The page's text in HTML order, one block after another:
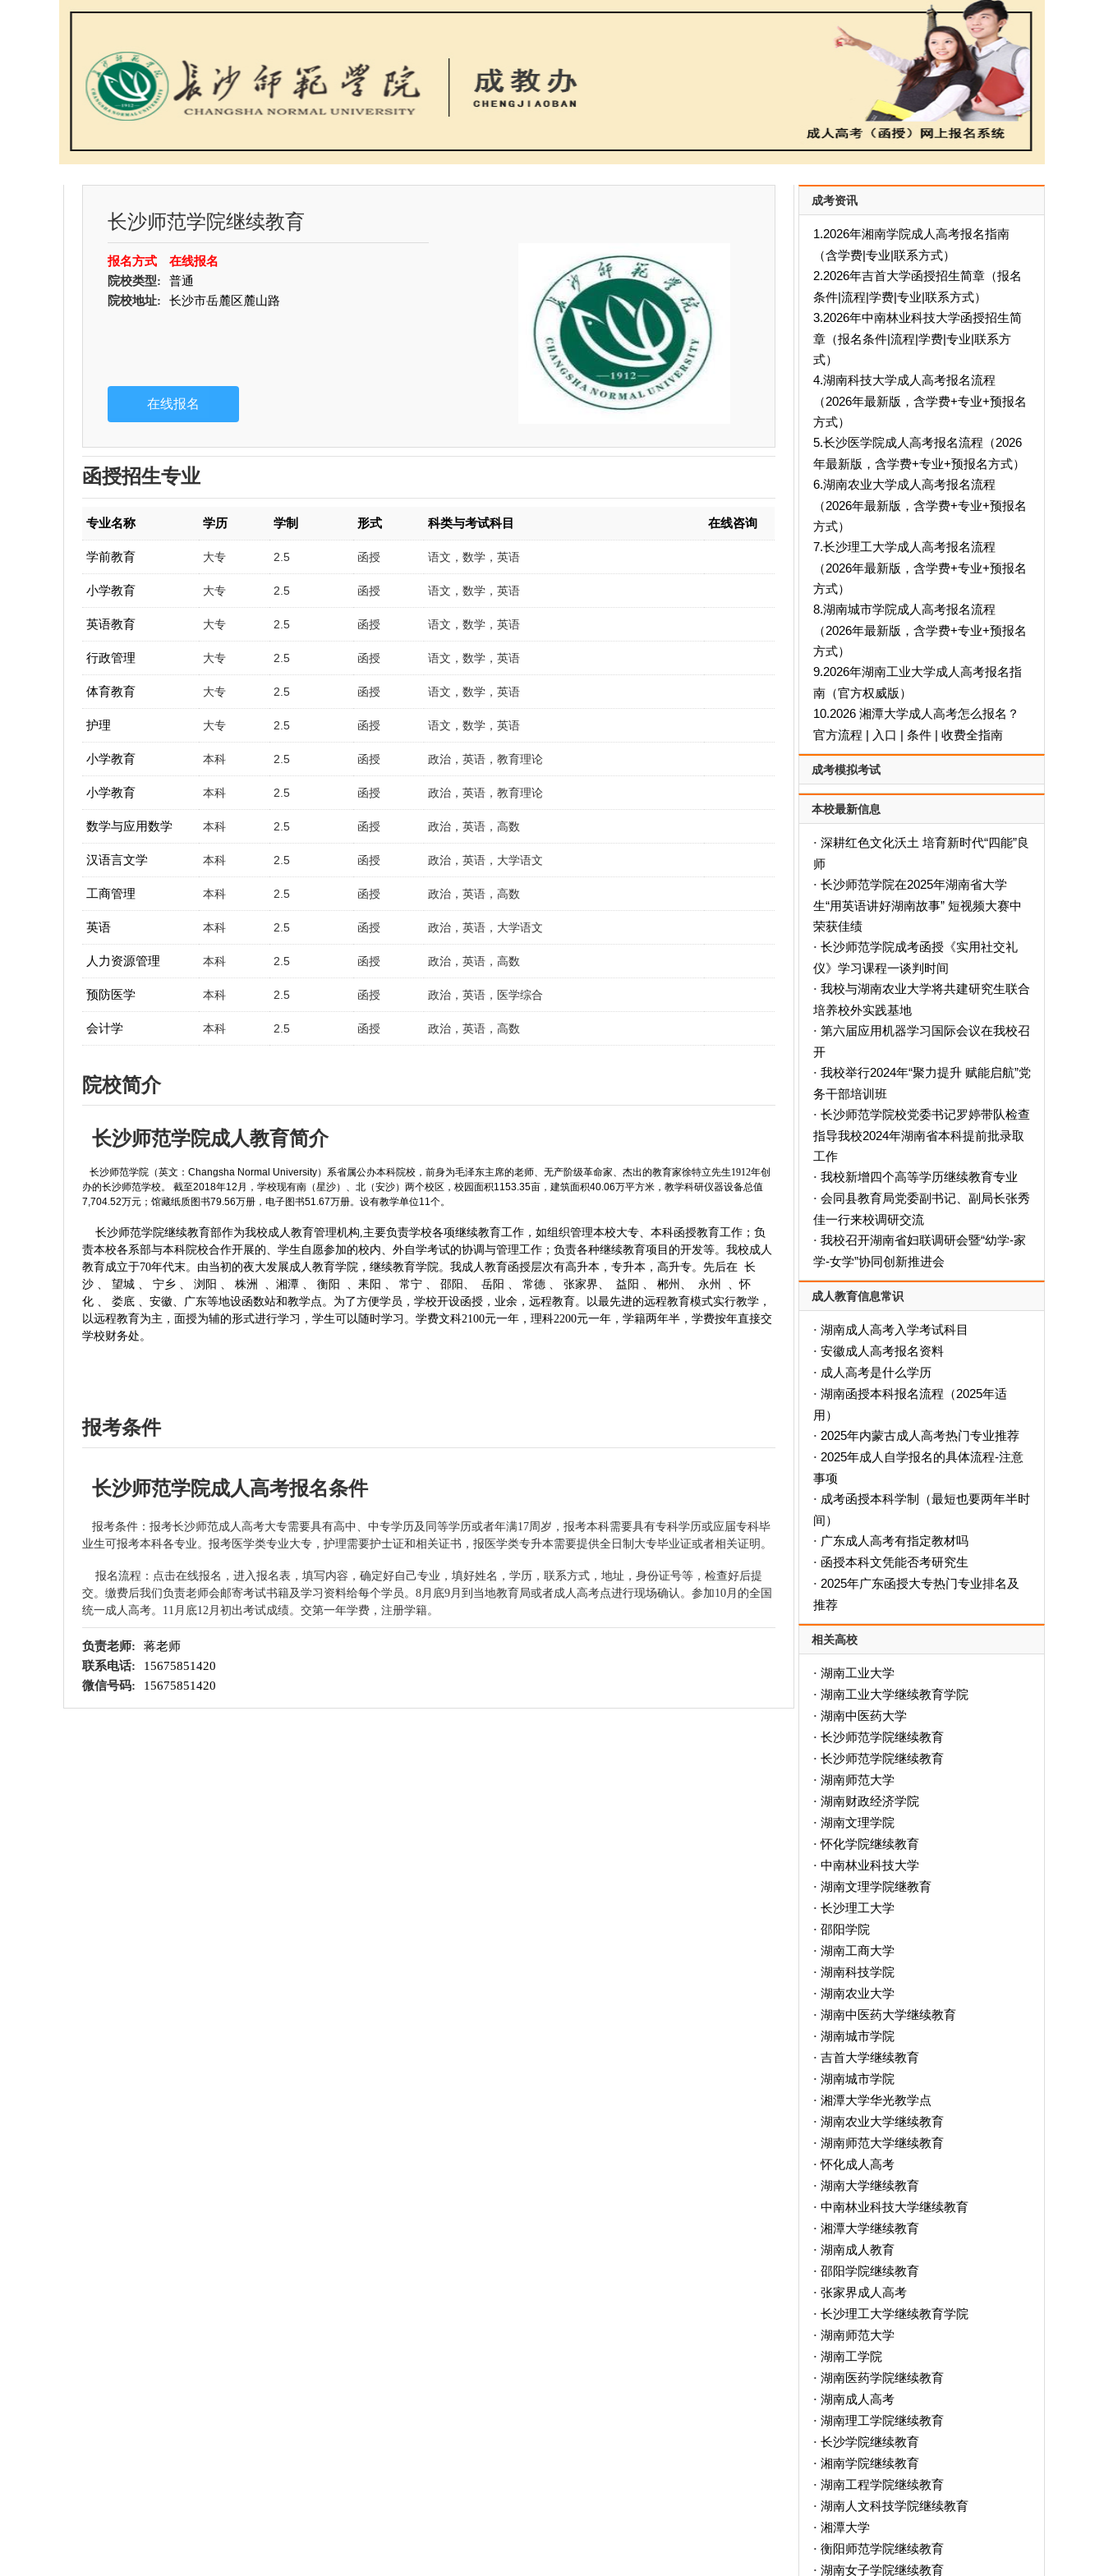
长沙师范学院继续教育
报名方式
在线报名
院校类型:
普通
院校地址:
长沙市岳麓区麓山路
函授招生专业
专业名称 学历 学制 形式 科类与考试科目 在线咨询
学前教育 大专 2.5 函授 语文，数学，英语
小学教育 大专 2.5 函授 语文，数学，英语
英语教育 大专 2.5 函授 语文，数学，英语
行政管理 大专 2.5 函授 语文，数学，英语
体育教育 大专 2.5 函授 语文，数学，英语
护理 大专 2.5 函授 语文，数学，英语
小学教育 本科 2.5 函授 政治，英语，教育理论
小学教育 本科 2.5 函授 政治，英语，教育理论
数学与应用数学 本科 2.5 函授 政治，英语，高数
汉语言文学 本科 2.5 函授 政治，英语，大学语文
工商管理 本科 2.5 函授 政治，英语，高数
英语 本科 2.5 函授 政治，英语，大学语文
人力资源管理 本科 2.5 函授 政治，英语，高数
预防医学 本科 2.5 函授 政治，英语，医学综合
会计学 本科 2.5 函授 政治，英语，高数
院校简介
长沙师范学院成人教育简介
长沙师范学院 （英文：Changsha Normal University） 系省属公办本科院校，前身为毛泽东主席的老师、无产阶级革命家、杰出的教育家徐特立先生1912年创
办的长沙师范学校。
截至2018年12月，学校现有南（星沙）、北（安沙）两个校区，校园面积1153.35亩，建筑面积40.06万平方米，教学科研仪器设备总值
7,704.52万元；馆藏纸质图书79.56万册，电子图书51.67万册。设有教学单位11个。
长沙师范学院继续教育部作为我校成人教育管理机构,主要负责学校各项继续教育工作，如组织管理本校大专、本科函授教育工作；负
责本校各系部与本科院校合作开展的、学生自愿参加的校内、外自学考试的协调与管理工作；负责各种继续教育项目的开发等。我校成人
教育成立于70年代末。由当初的夜大发展成人教育学院，继续教育学院。我成人教育函授层次有高升本，专升本，高升专。先后在 长
沙 、 望城 、 宁乡 、 浏阳 、 株洲 、湘潭 、 衡阳 、耒阳 、 常宁 、 邵阳、 岳阳 、 常德 、 张家界、 益阳 、 郴州、 永州 、怀
化 、 娄底 、安徽、广东等地设函数站和教学点。为了方便学员，学校开设函授，业余，远程教育。以最先进的远程教育模式实行教学，
以远程教育为主，面授为辅的形式进行学习，学生可以随时学习。学费文科2100元一年，理科2200元一年，学籍两年半，学费按年直接交
学校财务处。
报考条件
长沙师范学院成人高考报名条件
报考条件：报考长沙师范成人高考大专需要具有高中、中专学历及同等学历或者年满17周岁，报考本科需要具有专科学历或应届专科毕
业生可报考本科各专业。报考医学类专业大专，护理需要护士证和相关证书，报医学类专升本需要提供全日制大专毕业证或者相关证明。
报名流程：点击在线报名，进入报名表，填写内容，确定好自己专业，填好姓名，学历，联系方式，地址，身份证号等，检查好后提
交。缴费后我们负责老师会邮寄考试书籍及学习资料给每个学员。8月底9月到当地教育局或者成人高考点进行现场确认。参加10月的全国
统一成人高考。11月底12月初出考试成绩。交第一年学费，注册学籍。
负责老师:
蒋老师
联系电话:
15675851420
微信号码:
15675851420
成考资讯
1.2026年湘南学院成人高考报名指南
（含学费|专业|联系方式）
2.2026年吉首大学函授招生简章（报名
条件|流程|学费|专业|联系方式）
3.2026年中南林业科技大学函授招生简
章（报名条件|流程|学费|专业|联系方
式）
4.湖南科技大学成人高考报名流程
（2026年最新版，含学费+专业+预报名
方式）
5.长沙医学院成人高考报名流程（2026
年最新版，含学费+专业+预报名方式）
6.湖南农业大学成人高考报名流程
（2026年最新版，含学费+专业+预报名
方式）
7.长沙理工大学成人高考报名流程
（2026年最新版，含学费+专业+预报名
方式）
8.湖南城市学院成人高考报名流程
（2026年最新版，含学费+专业+预报名
方式）
9.2026年湖南工业大学成人高考报名指
南（官方权威版）
10.2026 湘潭大学成人高考怎么报名？
官方流程 | 入口 | 条件 | 收费全指南
成考模拟考试
本校最新信息
· 深耕红色文化沃土 培育新时代“四能”良
师
· 长沙师范学院在2025年湖南省大学
生“用英语讲好湖南故事” 短视频大赛中
荣获佳绩
· 长沙师范学院成考函授《实用社交礼
仪》学习课程一谈判时间
· 我校与湖南农业大学将共建研究生联合
培养校外实践基地
· 第六届应用机器学习国际会议在我校召
开
· 我校举行2024年“聚力提升 赋能启航”党
务干部培训班
· 长沙师范学院校党委书记罗婷带队检查
指导我校2024年湖南省本科提前批录取
工作
· 我校新增四个高等学历继续教育专业
· 会同县教育局党委副书记、副局长张秀
佳一行来校调研交流
· 我校召开湖南省妇联调研会暨“幼学-家
学-女学”协同创新推进会
成人教育信息常识
· 湖南成人高考入学考试科目
· 安徽成人高考报名资料
· 成人高考是什么学历
· ‌湖南函授本科报名流程（2025年适
用）‌
· 2025年内蒙古成人高考热门专业推荐
· 2025年成人自学报名的具体流程-注意
事项
· 成考函授本科学制（最短也要两年半时
间）
· 广东成人高考有指定教材吗
· 函授本科文凭能否考研究生
· 2025年广东函授大专热门专业排名及
推荐
相关高校
· 湖南工业大学
· 湖南工业大学继续教育学院
· 湖南中医药大学
· 长沙师范学院继续教育
· 长沙师范学院继续教育
· 湖南师范大学
· 湖南财政经济学院
· 湖南文理学院
·怀化学院继续教育
· 中南林业科技大学
· 湖南文理学院继教育
· 长沙理工大学
· 邵阳学院
· 湖南工商大学
· 湖南科技学院
· 湖南农业大学
· 湖南中医药大学继续教育
· 湖南城市学院
· 吉首大学继续教育
· 湖南城市学院
· 湘潭大学华光教学点
· 湖南农业大学继续教育
· 湖南师范大学继续教育
·怀化成人高考
· 湖南大学继续教育
· 中南林业科技大学继续教育
· 湘潭大学继续教育
· 湖南成人教育
· 邵阳学院继续教育
· 张家界成人高考
· 长沙理工大学继续教育学院
· 湖南师范大学
· 湖南工学院
· 湖南医药学院继续教育
· 湖南成人高考
· 湖南理工学院继续教育
· 长沙学院继续教育
· 湘南学院继续教育
· 湖南工程学院继续教育
· 湖南人文科技学院继续教育
· 湘潭大学
· 衡阳师范学院继续教育
· 湖南女子学院继续教育